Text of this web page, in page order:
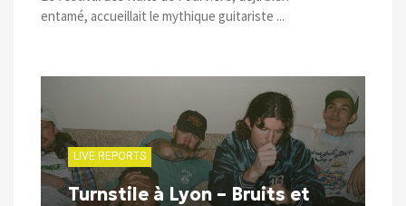
entamé, accueillait le mythique guitariste ...
LIVE REPORTS
Turnstile à Lyon – Bruits et